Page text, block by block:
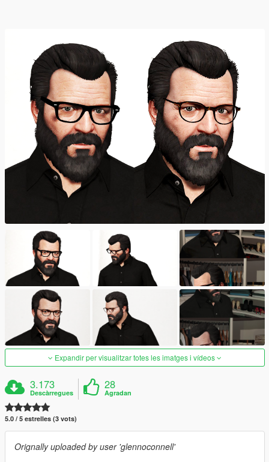
Expandir per visualitzar totes les imatges i vídeos
3.173
Descàrregues
28
Agradan
5.0 / 5 estrelles (3 vots)
Orignally uploaded by user 'glennoconnell'